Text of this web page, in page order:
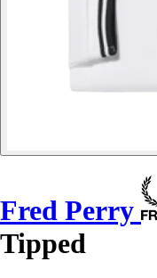
Fred Perry
Tipped